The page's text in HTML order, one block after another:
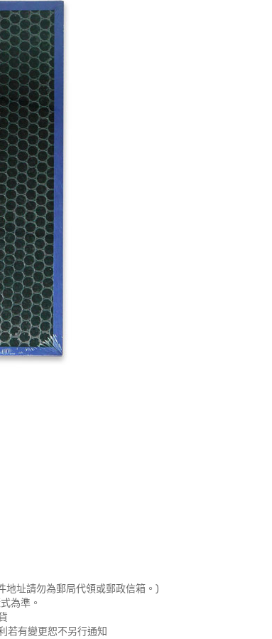
JH50T
地址請勿為郵局代領或郵政信箱。)
為準。
若有變更恕不另行通知